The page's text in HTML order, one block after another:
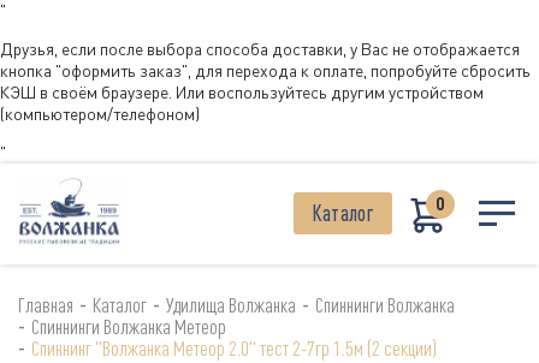
"
Друзья, если после выбора способа доставки, у Вас не отображается
кнопка "оформить заказ", для перехода к оплате, попробуйте сбросить
КЭШ в своём браузере. Или воспользуйтесь другим устройством
(компьютером/телефоном)
"
Каталог 0
Главная - Каталог - Удилища Волжанка - Спиннинги Волжанка
- Спиннинги Волжанка Метеор
- Спиннинг "Волжанка Метеор 2.0" тест 2-7гр 1.5м (2 секции)